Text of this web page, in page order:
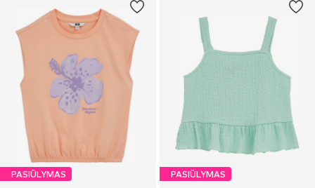
PASIŪLYMAS PASIŪLYMAS